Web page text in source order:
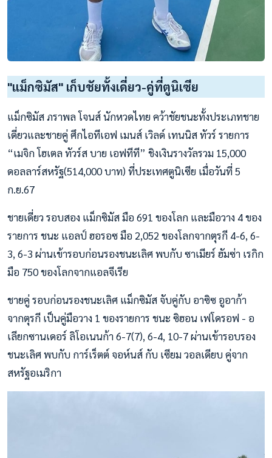
"แม็กซิมัส" เก็บชัยทั้งเดี่ยว-คู่ที่ตูนิเซีย
แม็กซิมัส ภราพล โจนส์ นักหวดไทย คว้าชัยชนะทั้งประเภทชาย
เดี่ยวและชายคู่ ศึกไอทีเอฟ เมนส์ เวิลด์ เทนนิส ทัวร์ รายการ
“เมจิก โฮเตล ทัวร์ส บาย เอฟทีที” ชิงเงินรางวัลรวม 15,000
ดอลลาร์สหรัฐ(514,000 บาท) ที่ประเทศตูนิเซีย เมื่อวันที่ 5
ก.ย.67
ชายเดี่ยว รอบสอง แม็กซิมัส มือ 691 ของโลก และมือวาง 4 ของ
รายการ ชนะ แอลป์ ฮอรอซ มือ 2,052 ของโลกจากตุรกี 4-6, 6-
3, 6-3 ผ่านเข้ารอบก่อนรองชนะเลิศ พบกับ ซาเมียร์ ฮัมซ่า เรกิก
มือ 750 ของโลกจากแอลจีเรีย
ชายคู่ รอบก่อนรองชนะเลิศ แม็กซิมัส จับคู่กับ อาซิซ อูอาก้า
จากตุรกี เป็นคู่มือวาง 1 ของรายการ ชนะ ซิฮอน เฟโดรอฟ - อ
เลียกซานเดอร์ ลิโอเนนก้า 6-7(7), 6-4, 10-7 ผ่านเข้ารอบรอง
ชนะเลิศ พบกับ การ์เร็ตต์ จอห์นส์ กับ เซียม วอลเดียบ คู่จาก
สหรัฐอเมริกา